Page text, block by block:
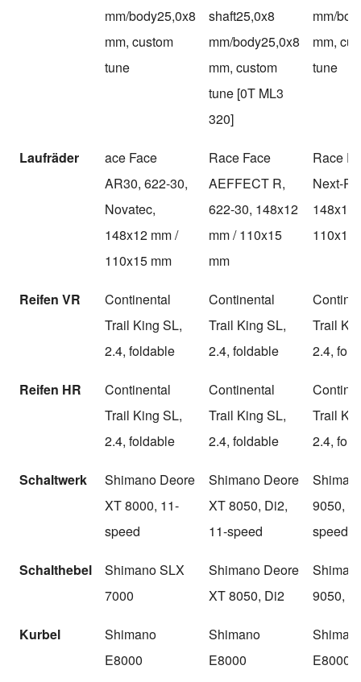
mm/body25,0x8
mm, custom
tune
shaft25,0x8
mm/body25,0x8
mm, custom
tune [0T ML3
320]
mm/
mm,
tune
Laufräder
ace Face
AR30, 622-30,
Novatec,
148x12 mm /
110x15 mm
Race Face
AEFFECT R,
622-30, 148x12
mm / 110x15
mm
Race
Next-R,
148x12
110x15
Reifen VR
Continental
Trail King SL,
2.4, foldable
Continental
Trail King SL,
2.4, foldable
Trail
2.4,
Reifen HR
Continental
Trail King SL,
2.4, foldable
Continental
Trail King SL,
2.4, foldable
Trail
2.4,
Schaltwerk
Shimano Deore
XT 8000, 11-
speed
Shimano Deore
XT 8050, Di2,
11-speed
9050,
speed
Schalthebel
Shimano SLX
7000
Shimano Deore
XT 8050, Di2
9050,
Kurbel
Shimano
E8000
Shimano
E8000
E8000